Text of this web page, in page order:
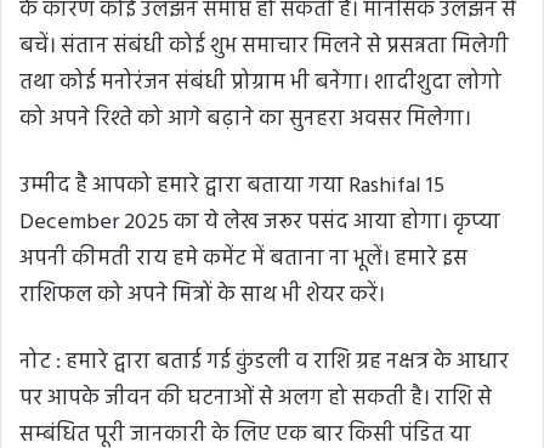
के कारण कोई उलझन समाप्त हो सकती है। मानसिक उलझन से
बचें। संतान संबंधी कोई शुभ समाचार मिलने से प्रसन्नता मिलेगी
तथा कोई मनोरंजन संबंधी प्रोग्राम भी बनेगा। शादीशुदा लोगो
को अपने रिश्ते को आगे बढ़ाने का सुनहरा अवसर मिलेगा।
उम्मीद है आपको हमारे द्वारा बताया गया Rashifal 15
December 2025 का ये लेख जरूर पसंद आया होगा। कृप्या
अपनी कीमती राय हमे कमेंट में बताना ना भूलें। हमारे इस
राशिफल को अपने मित्रों के साथ भी शेयर करें।
नोट : हमारे द्वारा बताई गई कुंडली व राशि ग्रह नक्षत्र के आधार
पर आपके जीवन की घटनाओं से अलग हो सकती है। राशि से
सम्बंधित पूरी जानकारी के लिए एक बार किसी पंडित या